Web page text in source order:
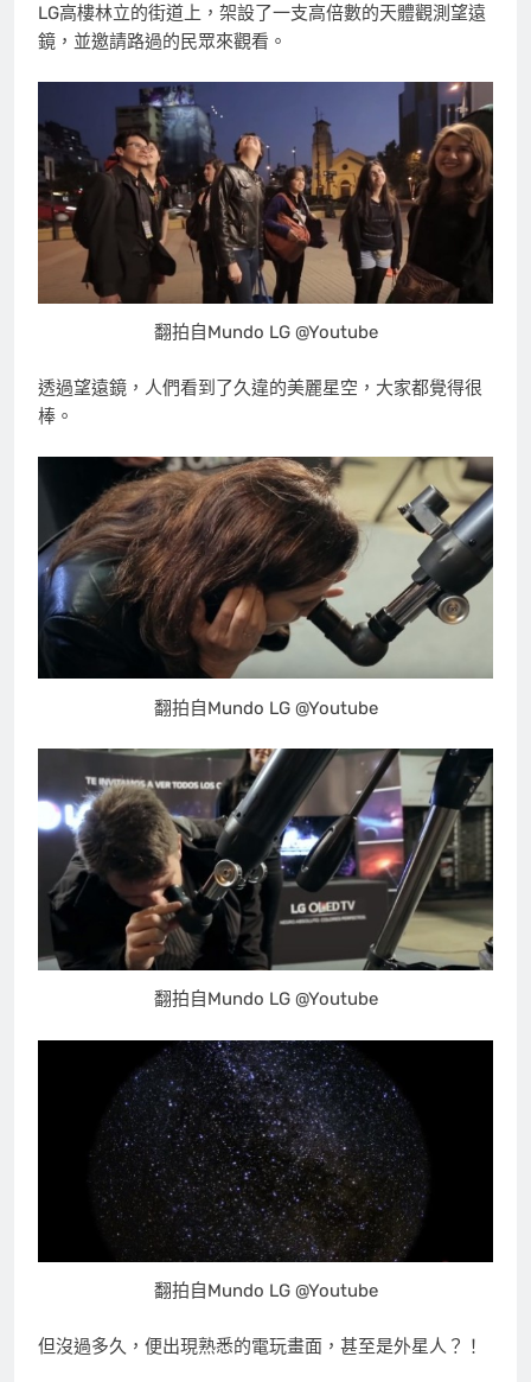
LG高樓林立的街道上，架設了一支高倍數的天體觀測望遠
鏡，並邀請路過的民眾來觀看。
翻拍自Mundo LG @Youtube
透過望遠鏡，人們看到了久違的美麗星空，大家都覺得很
棒。
翻拍自Mundo LG @Youtube
翻拍自Mundo LG @Youtube
翻拍自Mundo LG @Youtube
但沒過多久，便出現熟悉的電玩畫面，甚至是外星人？！